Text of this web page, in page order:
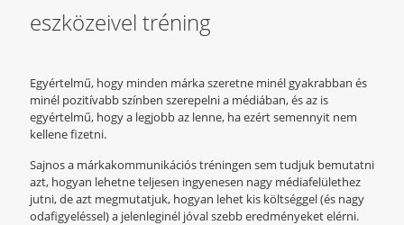
eszközeivel tréning
Egyértelmű, hogy minden márka szeretne minél gyakrabban és
minél pozitívabb színben szerepelni a médiában, és az is
egyértelmű, hogy a legjobb az lenne, ha ezért semennyit nem
kellene fizetni.
Sajnos a márkakommunikációs tréningen sem tudjuk bemutatni
azt, hogyan lehetne teljesen ingyenesen nagy médiafelülethez
jutni, de azt megmutatjuk, hogyan lehet kis költséggel (és nagy
odafigyeléssel) a jelenleginél jóval szebb eredményeket elérni.